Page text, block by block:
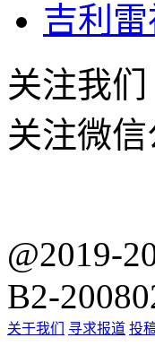
吉利
关注我们
关注微
@2019-
B2-
关于我们 寻求报道 投